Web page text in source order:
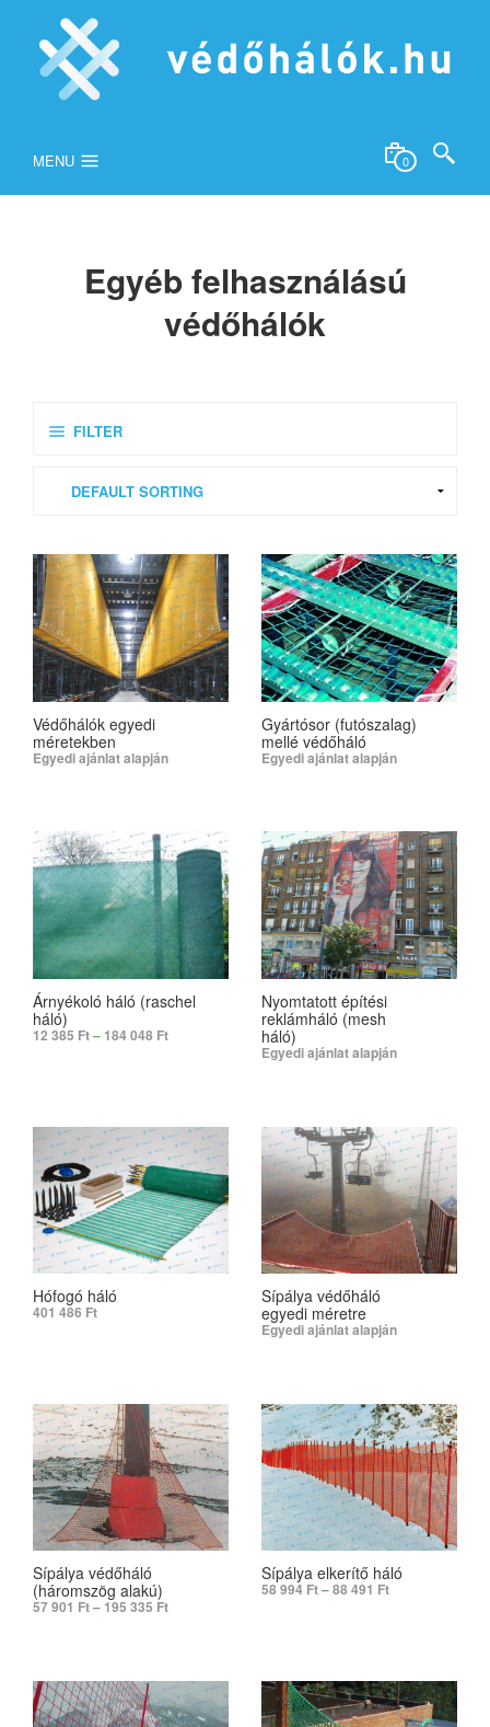
MENU 0
Egyéb felhasználású
védőhálók
FILTER
Védőhálók egyedi
méretekben
Egyedi ajánlat alapján
Gyártósor (futószalag)
mellé védőháló
Egyedi ajánlat alapján
Árnyékoló háló (raschel
háló)
12 385 Ft– 184 048 Ft
Nyomtatott építési
reklámháló (mesh
háló)
Egyedi ajánlat alapján
Hófogó háló
401 486 Ft
Sípálya védőháló
egyedi méretre
Egyedi ajánlat alapján
Sípálya védőháló
(háromszög alakú)
57 901 Ft– 195 335 Ft
Sípálya elkerítő háló
58 994 Ft–88 491 Ft